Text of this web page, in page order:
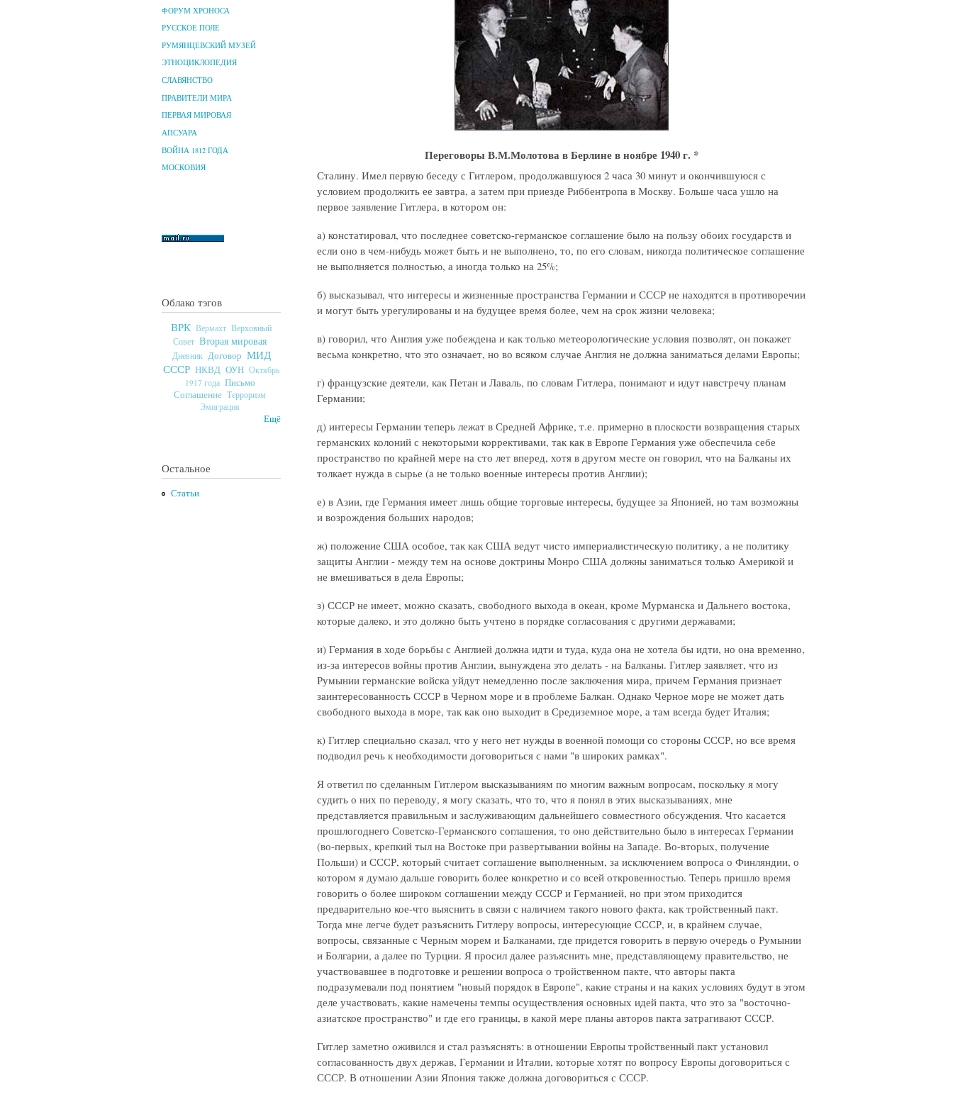
ФОРУМ ХРОНОСА
РУССКОЕ ПОЛЕ
РУМЯНЦЕВСКИЙ МУЗЕЙ
ЭТНОЦИКЛОПЕДИЯ
СЛАВЯНСТВО
ПРАВИТЕЛИ МИРА
ПЕРВАЯ МИРОВАЯ
АПСУАРА
ВОЙНА 1812 ГОДА
МОСКОВИЯ
Облако тэгов
ВРК Вермахт Верховный
Совет Вторая мировая
Дневник Договор МИД
СССР НКВД ОУН Октябрь
1917 года Письмо
Соглашение Терроризм
Эмиграция
Ещё
Остальное
Статьи
Переговоры В.М.Молотова в Берлине в ноябре 1940 г. *
Сталину. Имел первую беседу с Гитлером, продолжавшуюся 2 часа 30 минут и окончившуюся с
условием продолжить ее завтра, а затем при приезде Риббентропа в Москву. Больше часа ушло на
первое заявление Гитлера, в котором он:
а) констатировал, что последнее советско-германское соглашение было на пользу обоих государств и
если оно в чем-нибудь может быть и не выполнено, то, по его словам, никогда политическое соглашение
не выполняется полностью, а иногда только на 25%;
б) высказывал, что интересы и жизненные пространства Германии и СССР не находятся в противоречии
и могут быть урегулированы и на будущее время более, чем на срок жизни человека;
в) говорил, что Англия уже побеждена и как только метеорологические условия позволят, он покажет
весьма конкретно, что это означает, но во всяком случае Англия не должна заниматься делами Европы;
г) французские деятели, как Петан и Лаваль, по словам Гитлера, понимают и идут навстречу планам
Германии;
д) интересы Германии теперь лежат в Средней Африке, т.е. примерно в плоскости возвращения старых
германских колоний с некоторыми коррективами, так как в Европе Германия уже обеспечила себе
пространство по крайней мере на сто лет вперед, хотя в другом месте он говорил, что на Балканы их
толкает нужда в сырье (а не только военные интересы против Англии);
е) в Азии, где Германия имеет лишь общие торговые интересы, будущее за Японией, но там возможны
и возрождения больших народов;
ж) положение США особое, так как США ведут чисто империалистическую политику, а не политику
защиты Англии - между тем на основе доктрины Монро США должны заниматься только Америкой и
не вмешиваться в дела Европы;
з) СССР не имеет, можно сказать, свободного выхода в океан, кроме Мурманска и Дальнего востока,
которые далеко, и это должно быть учтено в порядке согласования с другими державами;
и) Германия в ходе борьбы с Англией должна идти и туда, куда она не хотела бы идти, но она временно,
из-за интересов войны против Англии, вынуждена это делать - на Балканы. Гитлер заявляет, что из
Румынии германские войска уйдут немедленно после заключения мира, причем Германия признает
заинтересованность СССР в Черном море и в проблеме Балкан. Однако Черное море не может дать
свободного выхода в море, так как оно выходит в Средиземное море, а там всегда будет Италия;
к) Гитлер специально сказал, что у него нет нужды в военной помощи со стороны СССР, но все время
подводил речь к необходимости договориться с нами "в широких рамках".
Я ответил по сделанным Гитлером высказываниям по многим важным вопросам, поскольку я могу
судить о них по переводу, я могу сказать, что то, что я понял в этих высказываниях, мне
представляется правильным и заслуживающим дальнейшего совместного обсуждения. Что касается
прошлогоднего Советско-Германского соглашения, то оно действительно было в интересах Германии
(во-первых, крепкий тыл на Востоке при развертывании войны на Западе. Во-вторых, получение
Польши) и СССР, который считает соглашение выполненным, за исключением вопроса о Финляндии, о
котором я думаю дальше говорить более конкретно и со всей откровенностью. Теперь пришло время
говорить о более широком соглашении между СССР и Германией, но при этом приходится
предварительно кое-что выяснить в связи с наличием такого нового факта, как тройственный пакт.
Тогда мне легче будет разъяснить Гитлеру вопросы, интересующие СССР, и, в крайнем случае,
вопросы, связанные с Черным морем и Балканами, где придется говорить в первую очередь о Румынии
и Болгарии, а далее по Турции. Я просил далее разъяснить мне, представляющему правительство, не
участвовавшее в подготовке и решении вопроса о тройственном пакте, что авторы пакта
подразумевали под понятием "новый порядок в Европе", какие страны и на каких условиях будут в этом
деле участвовать, какие намечены темпы осуществления основных идей пакта, что это за "восточно-
азиатское пространство" и где его границы, в какой мере планы авторов пакта затрагивают СССР.
Гитлер заметно оживился и стал разъяснять: в отношении Европы тройственный пакт установил
согласованность двух держав, Германии и Италии, которые хотят по вопросу Европы договориться с
СССР. В отношении Азии Япония также должна договориться с СССР.